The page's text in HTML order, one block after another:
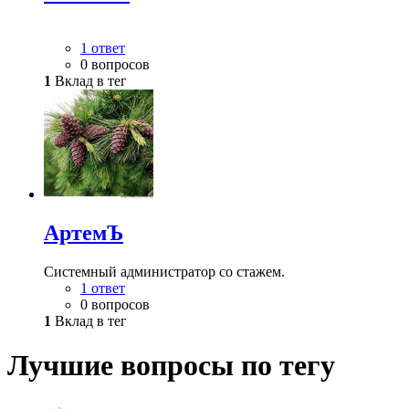
1 ответ
0 вопросов
1 Вклад в тег
АртемЪ
Системный администратор со стажем.
1 ответ
0 вопросов
1 Вклад в тег
Лучшие вопросы по тегу